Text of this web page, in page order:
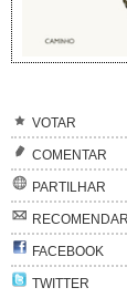
VOTAR
COMENTAR
PARTILHAR
RECOMENDAR
FACEBOOK
TWITTER